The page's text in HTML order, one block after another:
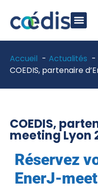
Accueil
Actualités
COEDIS, partenaire
COEDIS,
meeting Lyon
Réservez
EnerJ-